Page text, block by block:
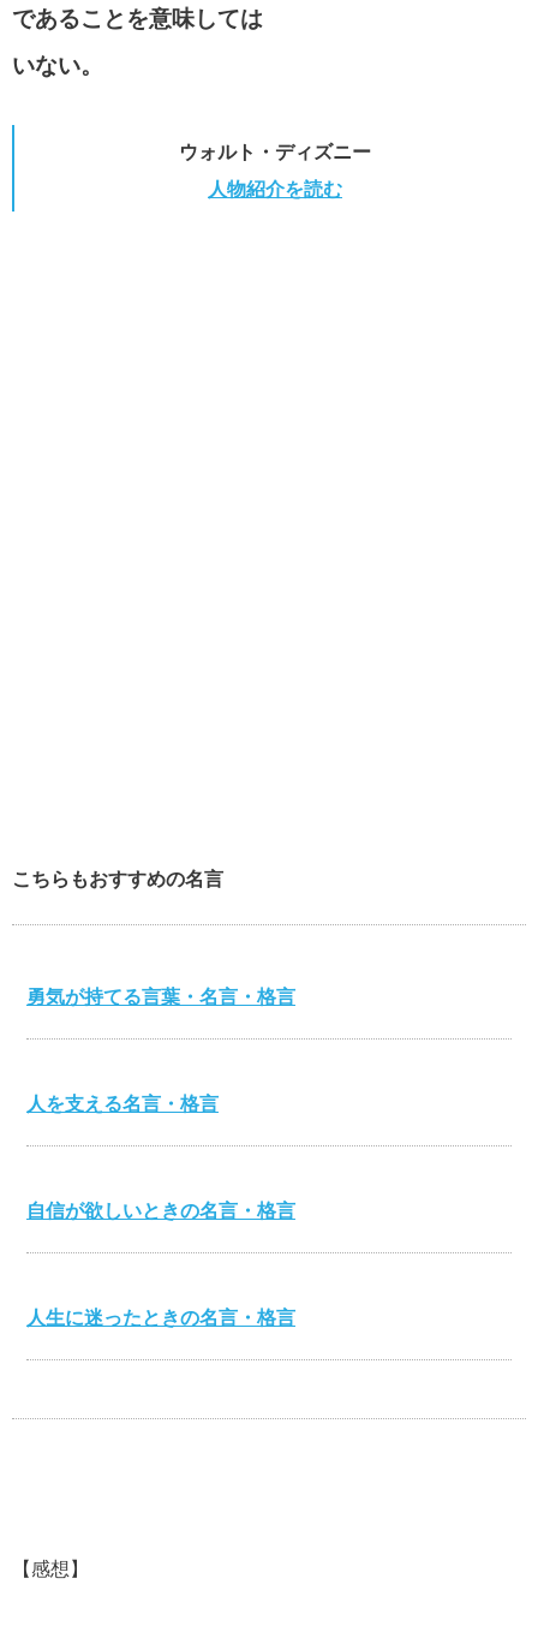
であることを意味しては
いない。
ウォルト・ディズニー
人物紹介を読む
こちらもおすすめの名言
勇気が持てる言葉・名言・格言
人を支える名言・格言
自信が欲しいときの名言・格言
人生に迷ったときの名言・格言
心を打つ名言・格言
【感想】